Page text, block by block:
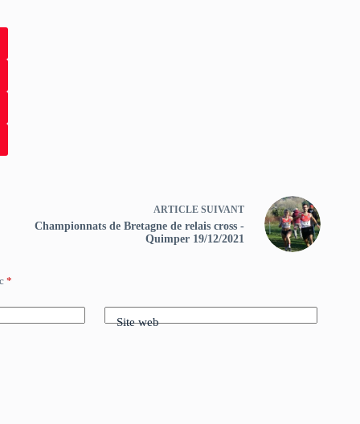
ARTICLESUIVANT
Championnats de Bretagne de relais cross -
Quimper 19/12/2021
*
Site web